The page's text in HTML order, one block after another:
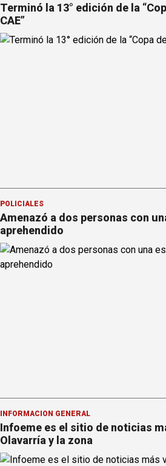
Terminó la 13° edición de la
CAE”
POLICIALES
Amenazó a dos personas con
aprehendido
INFORMACION GENERAL
Infoeme es el sitio de noticias
Olavarría y la zona